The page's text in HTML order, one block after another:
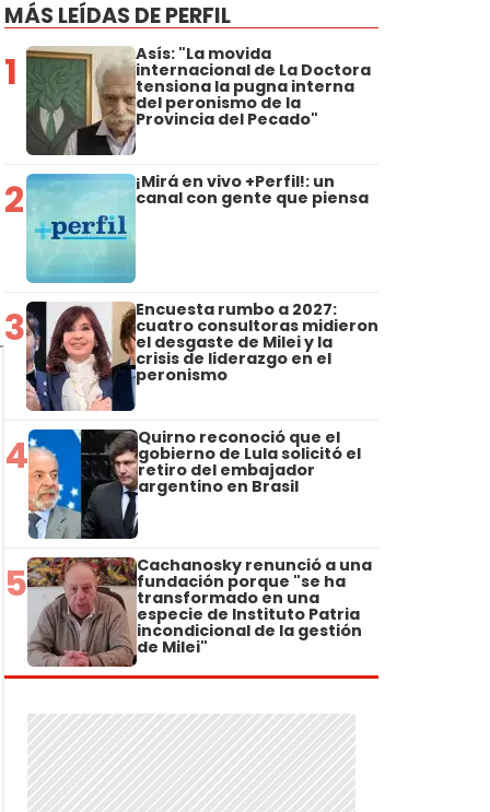
MÁS LEÍDAS DE PERFIL
1 Asís: "La movida
internacional de La Doctora
tensiona la pugna interna
del peronismo de la
Provincia del Pecado"
2 ¡Mirá en vivo +Perfil!: un
canal con gente que piensa
3 Encuesta rumbo a 2027:
cuatro consultoras midieron
el desgaste de Milei y la
crisis de liderazgo en el
peronismo
4 Quirno reconoció que el
gobierno de Lula solicitó el
retiro del embajador
argentino en Brasil
5 Cachanosky renunció a una
fundación porque "se ha
transformado en una
especie de Instituto Patria
incondicional de la gestión
de Milei"